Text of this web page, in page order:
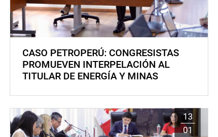
CASO PETROPERÚ: CONGRESISTAS
PROMUEVEN INTERPELACIÓN AL
TITULAR DE ENERGÍA Y MINAS
13
01